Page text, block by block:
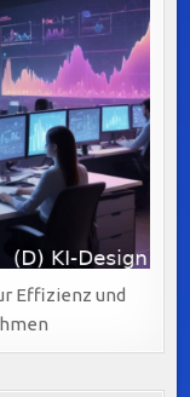
Effizienz und